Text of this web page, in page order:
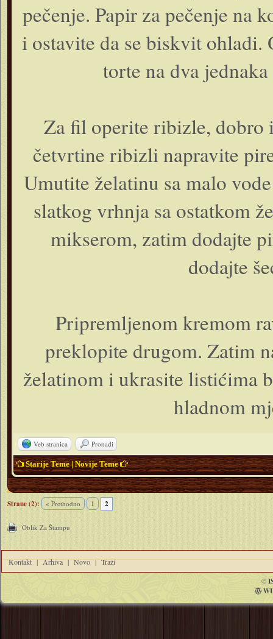
pečenje. Papir za pečenje na
i ostavite da se biskvit
torte na dva
Za fil operite ribizle, dobro
četvrtine ribizli napravite
Umutite želatinu sa malo
slatkog vrhnja sa ostatkom
mikserom, zatim dodajte
dodajte
Pripremljenom kremom
preklopite drugom. Zatim
želatinom i ukrasite listićima
hladnom
Veb stranica Pronađi
Starije Teme|Novije Teme
Strane (2): « Prethodno 1 2
Oblik Za Štampu
Kontakt | Arhiva | Novo | Traži
©